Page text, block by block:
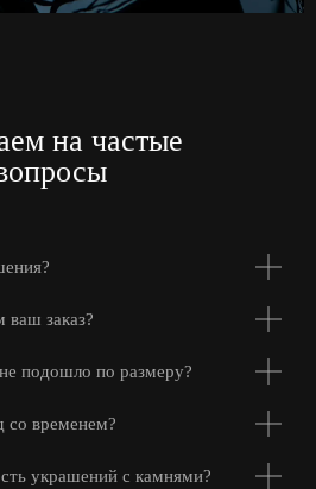
на частые
заказ?
подошло по размеру?
со временем?
украшений с камнями?